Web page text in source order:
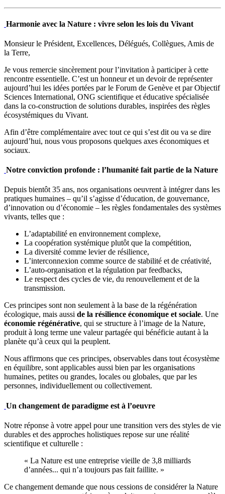
Harmonie avec la Nature : vivre selon les lois du Vivant
Monsieur le Président, Excellences, Délégués, Collègues, Amis de
la Terre,
Je vous remercie sincèrement pour l’invitation à participer à cette
rencontre essentielle. C’est un honneur et un devoir de représenter
aujourd’hui les idées portées par le Forum de Genève et par Objectif
Sciences International, ONG scientifique et éducative spécialisée
dans la co-construction de solutions durables, inspirées des règles
écosystémiques du Vivant.
Afin d’être complémentaire avec tout ce qui s’est dit ou va se dire
aujourd’hui, nous vous proposons quelques axes économiques et
sociaux.
Notre conviction profonde : l’humanité fait partie de la Nature
Depuis bientôt 35 ans, nos organisations oeuvrent à intégrer dans les
pratiques humaines – qu’il s’agisse d’éducation, de gouvernance,
d’innovation ou d’économie – les règles fondamentales des systèmes
vivants, telles que :
L’adaptabilité en environnement complexe,
La coopération systémique plutôt que la compétition,
La diversité comme levier de résilience,
L’interconnexion comme source de stabilité et de créativité,
L’auto-organisation et la régulation par feedbacks,
Le respect des cycles de vie, du renouvellement et de la
transmission.
Ces principes sont non seulement à la base de la régénération
écologique, mais aussi de la résilience économique et sociale. Une
économie régénérative, qui se structure à l’image de la Nature,
produit à long terme une valeur partagée qui bénéficie autant à la
planète qu’à ceux qui la peuplent.
Nous affirmons que ces principes, observables dans tout écosystème
en équilibre, sont applicables aussi bien par les organisations
humaines, petites ou grandes, locales ou globales, que par les
personnes, individuellement ou collectivement.
Un changement de paradigme est à l’oeuvre
Notre réponse à votre appel pour une transition vers des styles de vie
durables et des approches holistiques repose sur une réalité
scientifique et culturelle :
« La Nature est une entreprise vieille de 3,8 milliards
d’années... qui n’a toujours pas fait faillite. »
Ce changement demande que nous cessions de considérer la Nature